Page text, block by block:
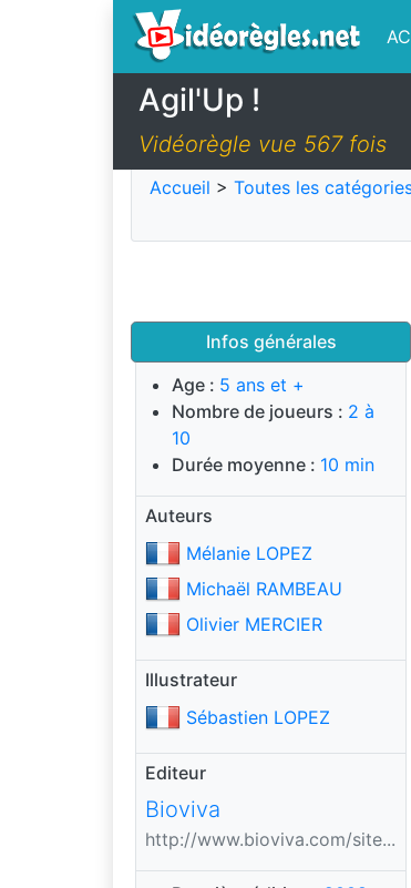
Agil'Up !
Vidéorègle vue 567 fois
Accueil > Toutes les
Infos générales
Age : 5 ans et +
Nombre de joueurs : 2 à
10
Durée moyenne : 10 min
Auteurs
Mélanie LOPEZ
Michaël RAMBEAU
Olivier MERCIER
Illustrateur
Sébastien LOPEZ
Editeur
Bioviva
http://www.bioviva.com/site...